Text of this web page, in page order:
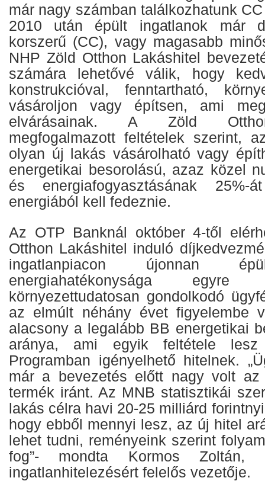
már nagy számban találkozhatunk
2010 után épült ingatlanok már
korszerű (CC), vagy magasabb
NHP Zöld Otthon Lakáshitel
számára lehetővé válik, hogy
konstrukcióval, fenntartható,
vásároljon vagy építsen, ami
elvárásainak. A Zöld
megfogalmazott feltételek szerint,
olyan új lakás vásárolható vagy
energetikai besorolású, azaz közel
és energiafogyasztásának 25%-
energiából kell fedeznie.
Az OTP Banknál október 4-től
Otthon Lakáshitel induló
ingatlanpiacon újonnan
energiahatékonysága
környezettudatosan gondolkodó
az elmúlt néhány évet figyelembe
alacsony a legalább BB energetikai
aránya, ami egyik feltétele
Programban igényelhető hitelnek.
már a bevezetés előtt nagy volt
termék iránt. Az MNB statisztikái
lakás célra havi 20-25 milliárd
hogy ebből mennyi lesz, az új hitel
lehet tudni, reményeink szerint
fog”- mondta Kormos
ingatlanhitelezésért felelős vezetője.